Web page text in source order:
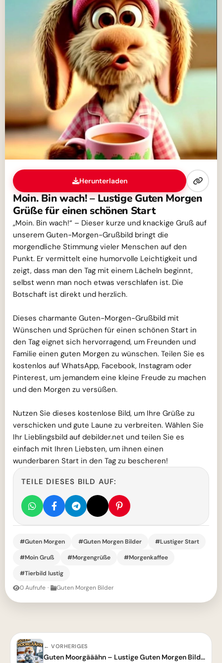
Herunterladen
Moin. Bin wach! – Lustige Guten Morgen
Grüße für einen schönen Start
„Moin. Bin wach!“ – Dieser kurze und knackige Gruß auf
unserem Guten-Morgen-Grußbild bringt die
morgendliche Stimmung vieler Menschen auf den
Punkt. Er vermittelt eine humorvolle Leichtigkeit und
zeigt, dass man den Tag mit einem Lächeln beginnt,
selbst wenn man noch etwas verschlafen ist. Die
Botschaft ist direkt und herzlich.
Dieses charmante Guten-Morgen-Grußbild mit
Wünschen und Sprüchen für einen schönen Start in
den Tag eignet sich hervorragend, um Freunden und
Familie einen guten Morgen zu wünschen. Teilen Sie es
kostenlos auf WhatsApp, Facebook, Instagram oder
Pinterest, um jemandem eine kleine Freude zu machen
und den Morgen zu versüßen.
Nutzen Sie dieses kostenlose Bild, um Ihre Grüße zu
verschicken und gute Laune zu verbreiten. Wählen Sie
Ihr Lieblingsbild auf debilder.net und teilen Sie es
einfach mit Ihren Liebsten, um ihnen einen
wunderbaren Start in den Tag zu bescheren!
TEILE DIESES BILD AUF:
#Guten Morgen #Guten Morgen Bilder
#Lustiger Start
#Moin Gruß
#Morgengrüße
#Morgenkaffee
#Tierbild lustig
0 Aufrufe · Guten Morgen Bilder
← VORHERIGES
Guten Moorgääähn – Lustige Guten Morgen Bilder für einen fröhlichen Start